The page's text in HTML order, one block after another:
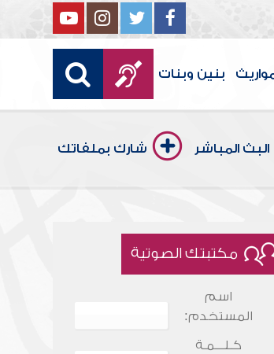
بنين وبنات
البث المباشر شارك بملفاتك
مكتبتك الصوتية
اسم
المستخدم:
كـلـــمـة